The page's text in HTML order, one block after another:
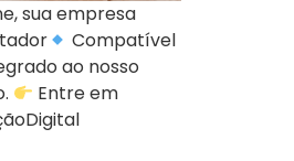
sua empresa
Compatível
ao nosso
Entre em